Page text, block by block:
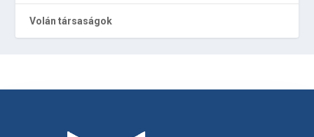
Volán társaságok